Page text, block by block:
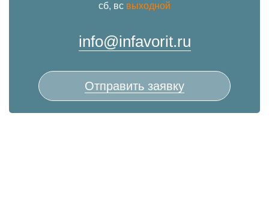
сб, вс выходной
info@infavorit.ru
Отправить заявку